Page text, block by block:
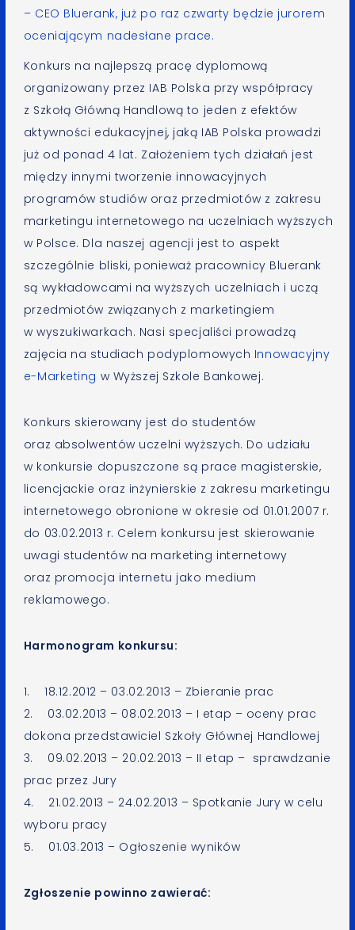
– CEO Bluerank, już po raz czwarty będzie jurorem
oceniającym nadesłane prace.
Konkurs na najlepszą pracę dyplomową
organizowany przez IAB Polska przy współpracy
z Szkołą Główną Handlową to jeden z efektów
aktywności edukacyjnej, jaką IAB Polska prowadzi
już od ponad 4 lat. Założeniem tych działań jest
między innymi tworzenie innowacyjnych
programów studiów oraz przedmiotów z zakresu
marketingu internetowego na uczelniach wyższych
w Polsce. Dla naszej agencji jest to aspekt
szczególnie bliski, ponieważ pracownicy Bluerank
są wykładowcami na wyższych uczelniach i uczą
przedmiotów związanych z marketingiem
w wyszukiwarkach. Nasi specjaliści prowadzą
zajęcia na studiach podyplomowych Innowacyjny
e-Marketing w Wyższej Szkole Bankowej.
Konkurs skierowany jest do studentów
oraz absolwentów uczelni wyższych. Do udziału
w konkursie dopuszczone są prace magisterskie,
licencjackie oraz inżynierskie z zakresu marketingu
internetowego obronione w okresie od 01.01.2007 r.
do 03.02.2013 r. Celem konkursu jest skierowanie
uwagi studentów na marketing internetowy
oraz promocja internetu jako medium
reklamowego.
Harmonogram konkursu:
1. 18.12.2012 – 03.02.2013 – Zbieranie prac
2. 03.02.2013 – 08.02.2013 – I etap – oceny prac
dokona przedstawiciel Szkoły Głównej Handlowej
3. 09.02.2013 – 20.02.2013 – II etap – sprawdzanie
prac przez Jury
4. 21.02.2013 – 24.02.2013 – Spotkanie Jury w celu
wyboru pracy
5. 01.03.2013 – Ogłoszenie wyników
Zgłoszenie powinno zawierać: